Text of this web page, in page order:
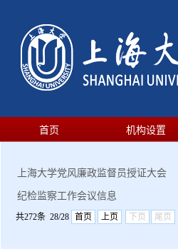
首页 机构设置
上海大学党风廉政监督员授证大会
纪检监察工作会议信息
共272条 28/28 首页 上页 下页 尾页